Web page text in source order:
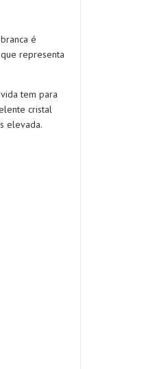
é
representa
tem para
cristal
elevada.